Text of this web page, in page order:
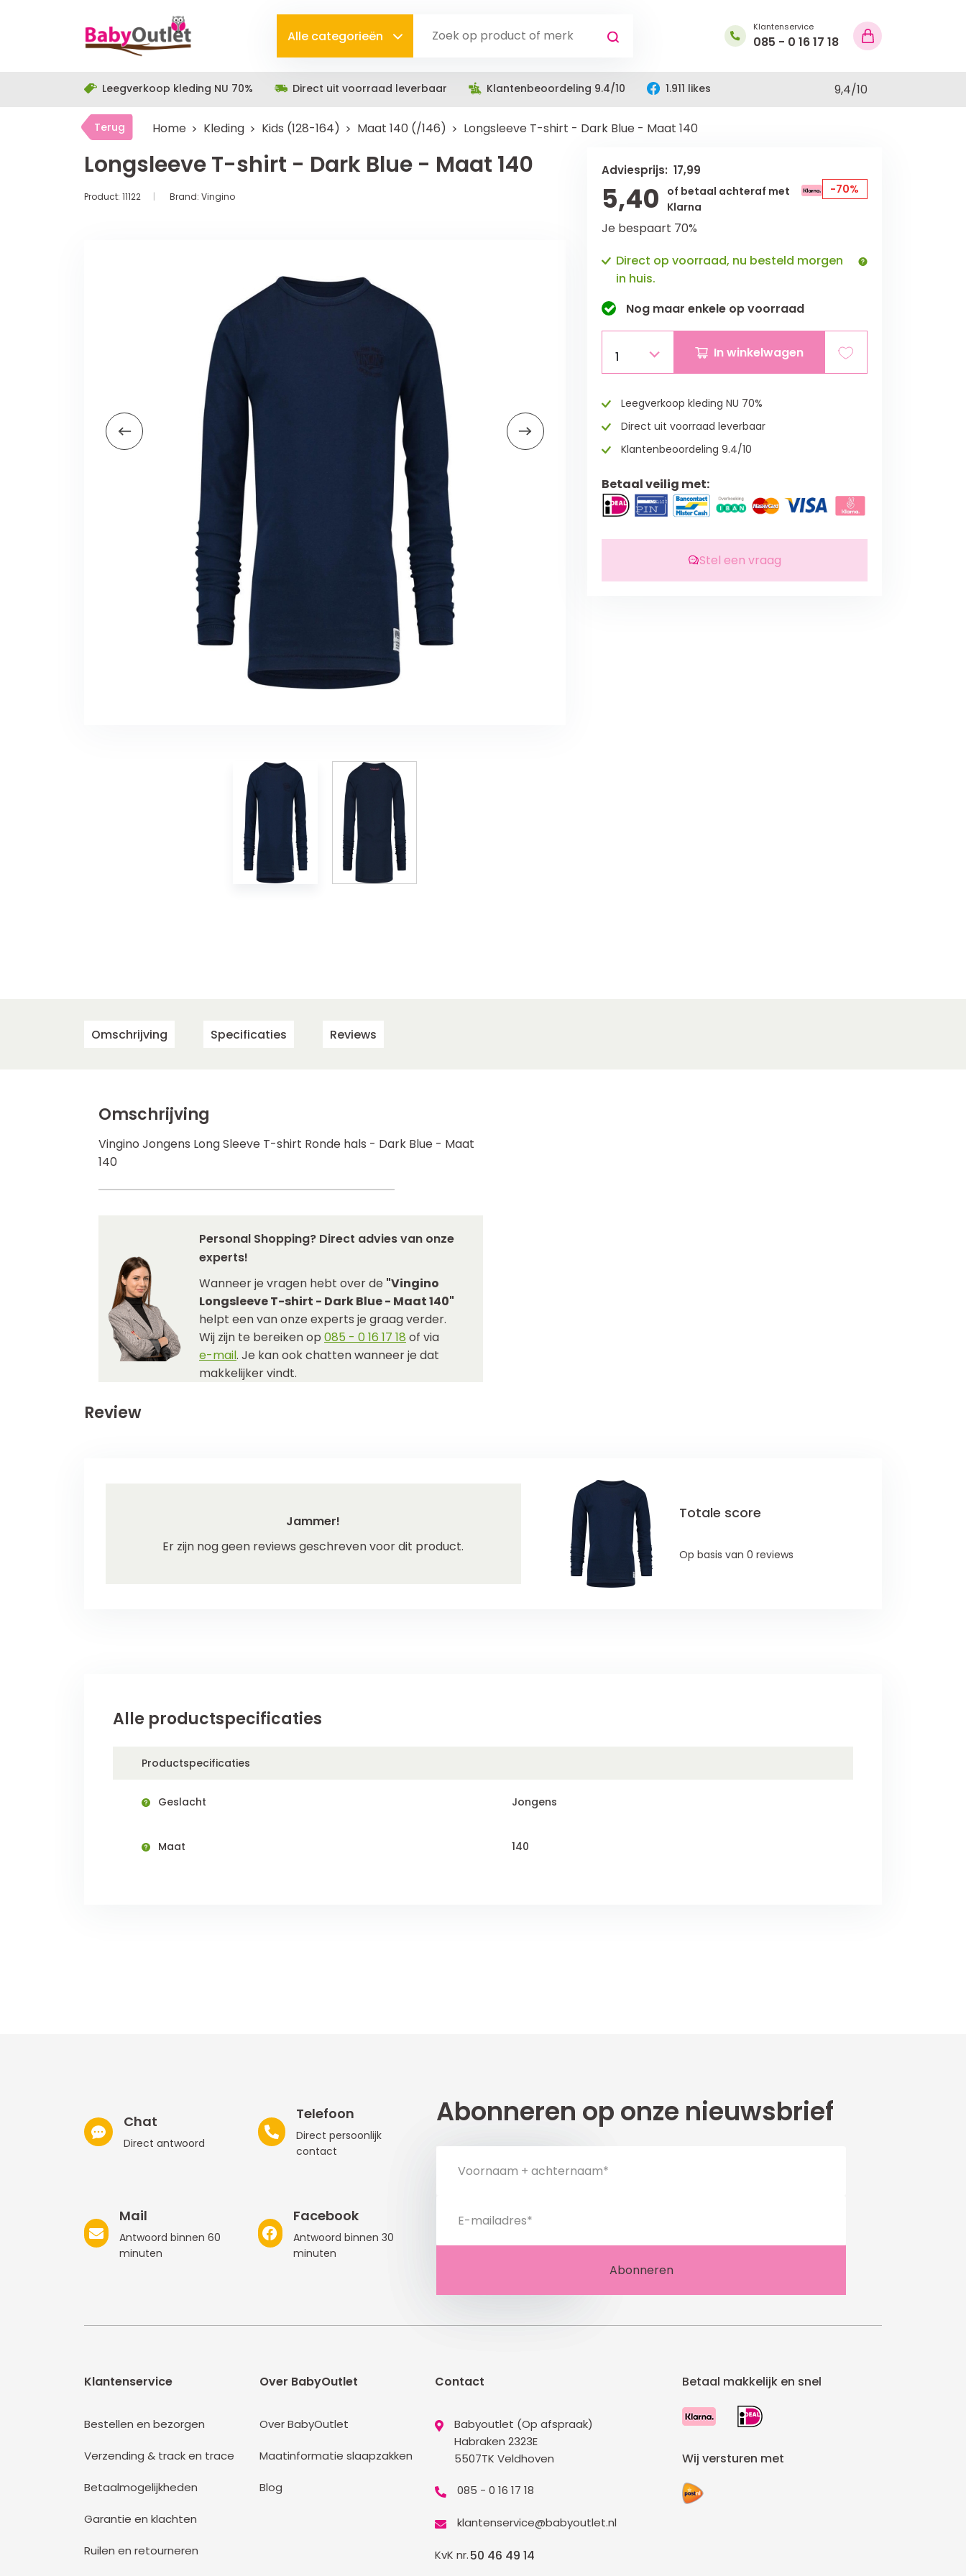
Alle categorieën
Klantenservice
085 - 0 16 17 18
Leegverkoop kleding NU 70% Direct uit voorraad leverbaar Klantenbeoordeling 9.4/10 1.911 likes 9,4/10
Terug Home Kleding Kids (128-164) Maat 140 (/146) Longsleeve T-shirt - Dark Blue - Maat 140
Longsleeve T-shirt - Dark Blue - Maat 140
Product: 11122 Brand: Vingino
Adviesprijs: 17,99
5,40
of betaal achteraf met
Klarna
-70%
Je bespaart 70%
Direct op voorraad, nu besteld morgen
in huis.
Nog maar enkeleop voorraad
1 In winkelwagen
Leegverkoop kleding NU 70%
Direct uit voorraad leverbaar
Klantenbeoordeling 9.4/10
Betaal veilig met:
Stel een vraag
Omschrijving Specificaties Reviews
Omschrijving
Vingino Jongens Long Sleeve T-shirt Ronde hals - Dark Blue - Maat
140
Personal Shopping? Direct advies van onze
experts!
Wanneer je vragen hebt over de "Vingino
Longsleeve T-shirt - Dark Blue - Maat 140"
helpt een van onze experts je graag verder.
Wij zijn te bereiken op 085 - 0 16 17 18 of via
e-mail. Je kan ook chatten wanneer je dat
makkelijker vindt.
Review
Jammer!
Er zijn nog geen reviews geschreven voor dit product.
Totale score
Op basis van 0 reviews
Alle productspecificaties
Productspecificaties
Geslacht Jongens
Maat 140
Chat
Direct antwoord
Telefoon
Direct persoonlijk
contact
Mail
Antwoord binnen 60
minuten
Facebook
Antwoord binnen 30
minuten
Abonneren op onze nieuwsbrief
Klantenservice
Bestellen en bezorgen
Verzending & track en trace
Betaalmogelijkheden
Garantie en klachten
Ruilen en retourneren
Over BabyOutlet
Over BabyOutlet
Maatinformatie slaapzakken
Blog
Contact
Babyoutlet (Op afspraak)
Habraken 2323E
5507TK Veldhoven
085 - 0 16 17 18
klantenservice@babyoutlet.nl
KvK nr.50 46 49 14
Betaal makkelijk en snel
Wij versturen met